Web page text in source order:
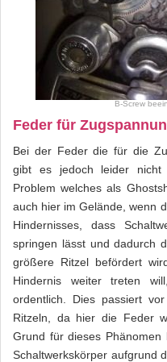
B-Screw
Feder für
Bei der Feder die für die
gibt es jedoch leider
Problem welches als
auch hier im Gelände, wenn
Hindernisses, dass
springen lässt und dadurch
größere Ritzel befördert
Hindernis weiter treten
ordentlich. Dies passiert
Ritzeln, da hier die Feder
Grund für dieses
Schaltwerkskörper aufgrund